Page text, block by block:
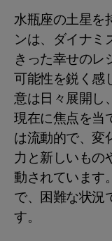
水瓶座の土星を
ンは、ダイナミ
きった幸せのレ
可能性を鋭く感
意は日々展開し
現在に焦点を当
は流動的で、変
力と新しいもの
動されています
で、困難な状況
す。